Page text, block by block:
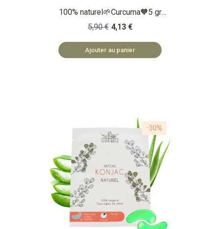
100% naturel🌱Curcuma🧡5 gr
Qu'est ce que c'est ? Des patchs
pour le contour des yeux au konjac
100% naturels à l'extrait de
curcuma. 🏡 PATCHS FABRIQUÉS
EN PRC ♻️ PATCHS
5,90 € 4,13 €
Ajouter au panier
-30%